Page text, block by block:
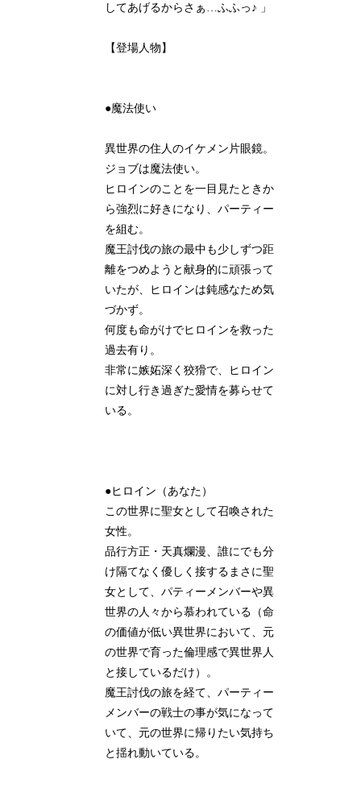
してあげるからさぁ…ふふっ♪ 」
【登場人物】
●魔法使い
異世界の住人のイケメン片眼鏡。
ジョブは魔法使い。
ヒロインのことを一目見たときか
ら強烈に好きになり、パーティー
を組む。
魔王討伐の旅の最中も少しずつ距
離をつめようと献身的に頑張って
いたが、ヒロインは鈍感なため気
づかず。
何度も命がけでヒロインを救った
過去有り。
非常に嫉妬深く狡猾で、ヒロイン
に対し行き過ぎた愛情を募らせて
いる。
●ヒロイン（あなた）
この世界に聖女として召喚された
女性。
品行方正・天真爛漫、誰にでも分
け隔てなく優しく接するまさに聖
女として、パティーメンバーや異
世界の人々から慕われている（命
の価値が低い異世界において、元
の世界で育った倫理感で異世界人
と接しているだけ）。
魔王討伐の旅を経て、パーティー
メンバーの戦士の事が気になって
いて、元の世界に帰りたい気持ち
と揺れ動いている。